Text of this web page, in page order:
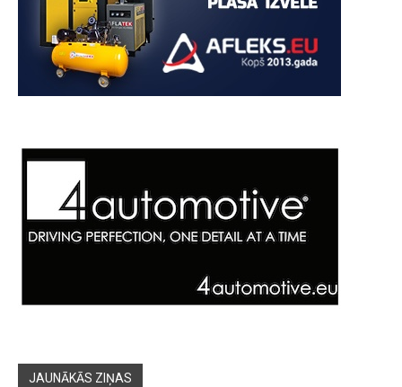
JAUNĀKĀS ZIŅAS